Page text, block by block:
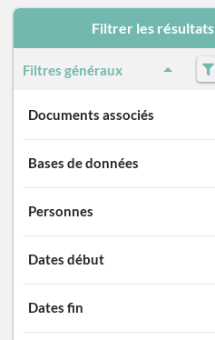
Filtrer les résultats
Filtres généraux
Documents associés
Bases de données
Personnes
Dates début
Dates fin